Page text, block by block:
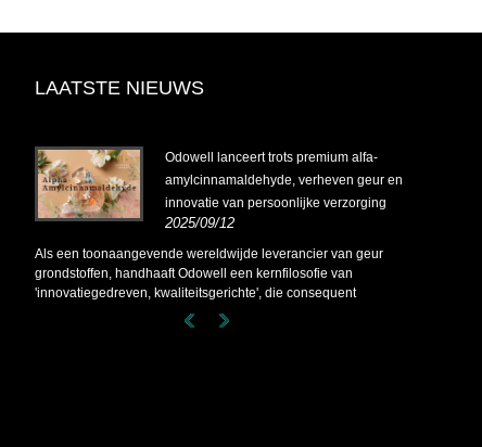
LAATSTE NIEUWS
Odowell lanceert trots premium alfa-
amylcinnamaldehyde, verheven geur en
innovatie van persoonlijke verzorging
2025/09/12
Als een toonaangevende wereldwijde leverancier van geur
grondstoffen, handhaaft Odowell een kernfilosofie van
'innovatiegedreven, kwaliteitsgerichte', die consequent
superieure geuroplossingen levert aan klanten wereldwijd.